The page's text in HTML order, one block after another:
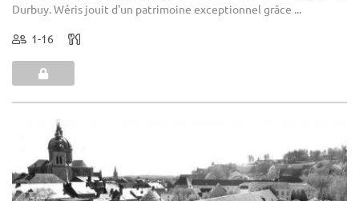
Durbuy. Wéris jouit d'un patrimoine exceptionnel grâce ...
1-16